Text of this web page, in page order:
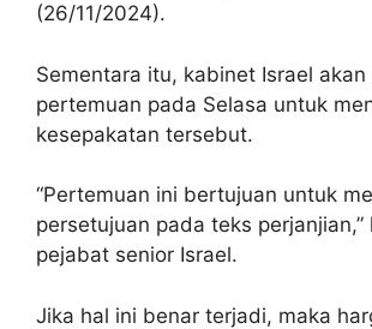
(26/11/2024).
Sementara itu, kabinet Israel
pertemuan pada Selasa untuk
kesepakatan tersebut.
“Pertemuan ini bertujuan untuk
persetujuan pada teks perjanjian,”
pejabat senior Israel.
Jika hal ini benar terjadi, maka